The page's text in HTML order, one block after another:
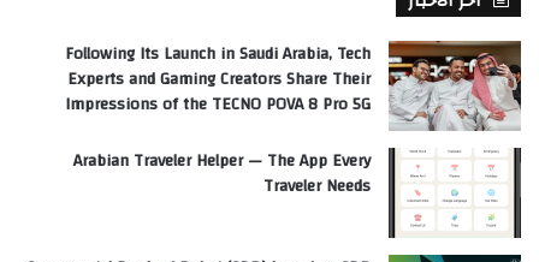
Following Its Launch in Saudi Arabia, Tech
Experts and Gaming Creators Share Their
Impressions of the TECNO POVA 8 Pro 5G
Arabian Traveler Helper — The App Every
Traveler Needs